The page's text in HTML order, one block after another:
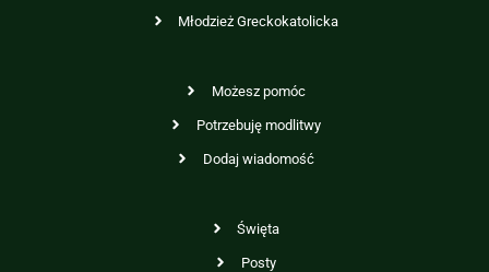
Młodzież Greckokatolicka
Możesz pomóc
Potrzebuję modlitwy
Dodaj wiadomość
Święta
Posty